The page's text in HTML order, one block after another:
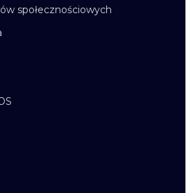
społecznościowych